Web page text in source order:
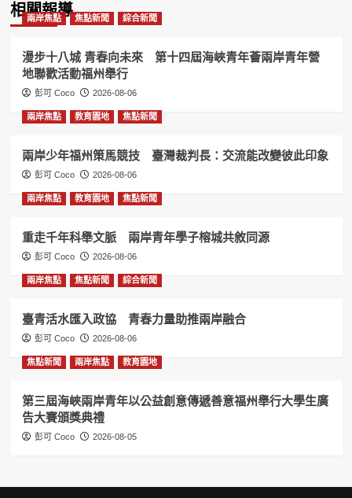
標
杆！
相關報導
兩岸焦點 焦點新聞 綜合新聞
漫步十八城 青春向未來 第十四屆海峽青年薈兩岸青年營
地聯歡活動福州舉行
彭可 Coco 2026-08-06
兩岸焦點 教育園地 焦點新聞
兩岸少年福州策馬競技 臺灣裁判長：交流能改變彼此印象
彭可 Coco 2026-08-06
兩岸焦點 教育園地 焦點新聞
重走千年科舉文脈 兩岸青年學子榕城共敘同源
彭可 Coco 2026-08-06
兩岸焦點 焦點新聞 綜合新聞
臺青活水匯入政協 青春力量助推兩岸融合
彭可 Coco 2026-08-06
焦點新聞 兩岸焦點 教育園地
第三屆海峽兩岸青年以公益創意傳遞善意福州舉行大學生廣
告大賽頒獎典禮
彭可 Coco 2026-08-05